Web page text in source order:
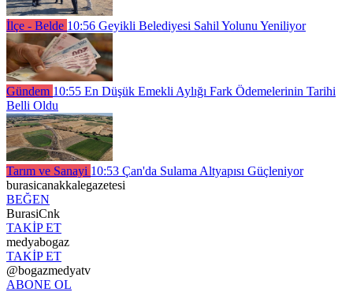
İlçe - Belde 10:56 Geyikli Belediyesi Sahil Yolunu Yeniliyor
Gündem 10:55 En Düşük Emekli Aylığı Fark Ödemelerinin Tarihi
Belli Oldu
Tarım ve Sanayi 10:53 Çan'da Sulama Altyapısı Güçleniyor
burasicanakkalegazetesi
BEĞEN
BurasiCnk
TAKİP ET
medyabogaz
TAKİP ET
@bogazmedyatv
ABONE OL